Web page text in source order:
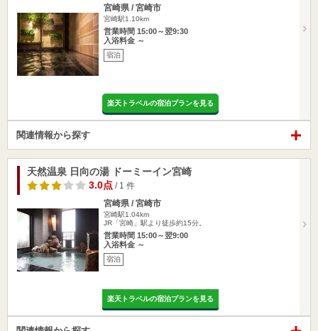
宮崎県 / 宮崎市
宮崎駅1.10km
営業時間 15:00～翌9:30
入浴料金 ～
宿泊
楽天トラベルの宿泊プランを見る
関連情報から探す
天然温泉 日向の湯 ドーミーイン宮崎
3.0点 / 1 件
宮崎県 / 宮崎市
宮崎駅1.04km
JR「宮崎」駅より徒歩約15分。
営業時間 15:00～翌9:00
入浴料金 ～
宿泊
楽天トラベルの宿泊プランを見る